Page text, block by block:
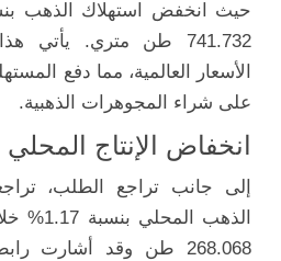
741.732 طن متري. يأتي
الأسعار العالمية، مما دفع
على شراء المجوهرات الذهبية.
انخفاض الإنتاج
إلى جانب تراجع الطلب،
الذهب
268.068 طن وقد أشارت